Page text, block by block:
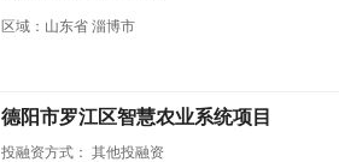
区域：山东省 淄博市
德阳市罗江区智慧农业系统项目
投融资方式： 其他投融资